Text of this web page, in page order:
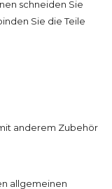
schneiden Sie
Sie die Teile
anderem Zubehör
allgemeinen